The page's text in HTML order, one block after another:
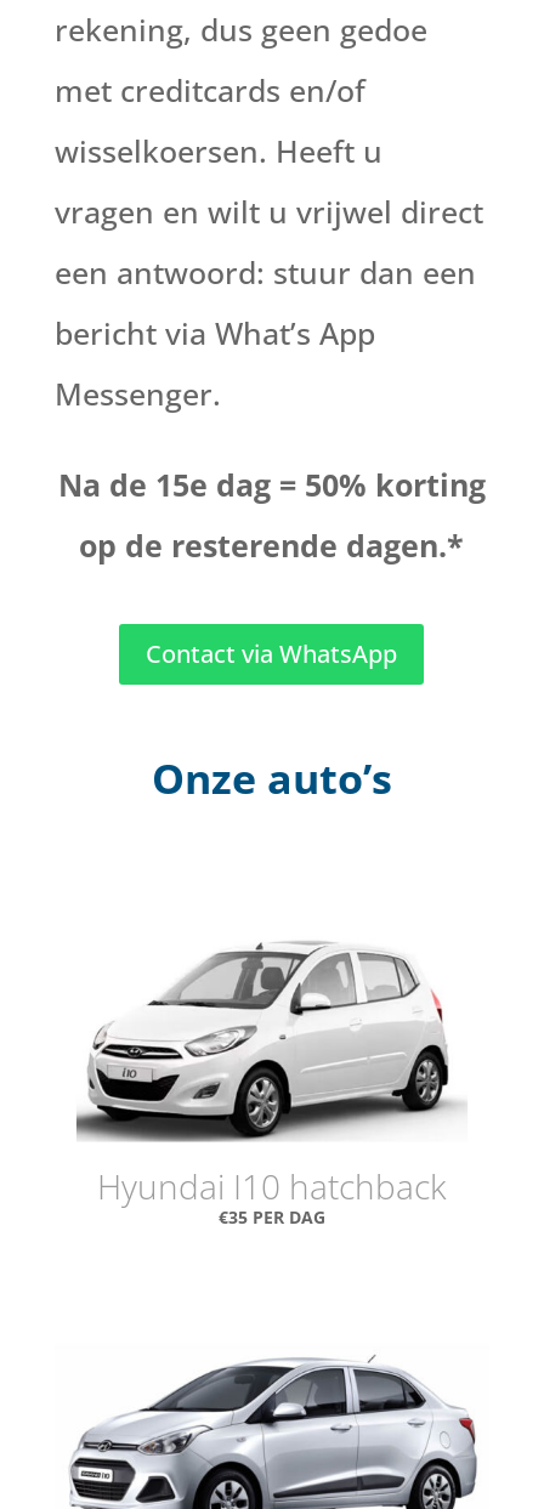
rekening, dus geen gedoe
met creditcards en/of
wisselkoersen. Heeft u
vragen en wilt u vrijwel direct
een antwoord: stuur dan een
bericht via What’s App
Messenger.
Na de 15e dag = 50% korting
op de resterende dagen.*
Contact via WhatsApp
Onze auto’s
Hyundai I10 hatchback
€35 PER DAG